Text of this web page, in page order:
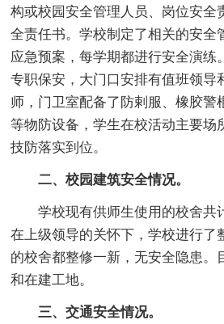
构或校园安全管理人员、岗位安全
全责任书。学校制定了相关的安全
应急预案，每学期都进行安全演练
专职保安，大门口安排有值班领导
师，门卫室配备了防剌服、橡胶警
等物防设备，学生在校活动主要场
技防落实到位。
二、校园建筑安全情况。
学校现有供师生使用的校舍共
在上级领导的关怀下，学校进行了
的校舍都整修一新，无安全隐患。
和在建工地。
三、交通安全情况。